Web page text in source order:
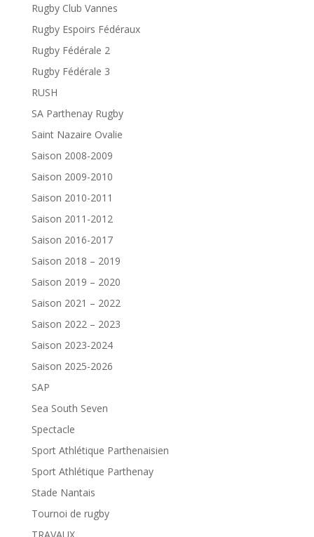
Rugby Club Vannes
Rugby Espoirs Fédéraux
Rugby Fédérale 2
Rugby Fédérale 3
RUSH
SA Parthenay Rugby
Saint Nazaire Ovalie
Saison 2008-2009
Saison 2009-2010
Saison 2010-2011
Saison 2011-2012
Saison 2016-2017
Saison 2018 – 2019
Saison 2019 – 2020
Saison 2021 – 2022
Saison 2022 – 2023
Saison 2023-2024
Saison 2025-2026
SAP
Sea South Seven
Spectacle
Sport Athlétique Parthenaisien
Sport Athlétique Parthenay
Stade Nantais
Tournoi de rugby